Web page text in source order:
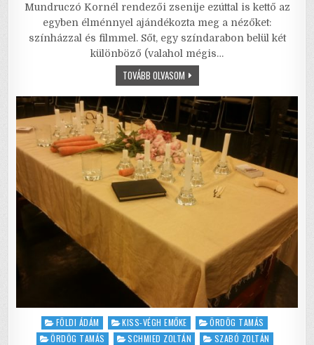
c
e
b
o
k
it
te
r
ai
l
ai
l
at
s
A
p
ar
e
Mundruczó Kornél rendezői zsenije ezúttal is kettő az
egyben élménnyel ajándékozta meg a nézőket:
színházzal és filmmel. Sőt, egy színdarabon belül két
különböző (valahol mégis…
TOVÁBB OLVASOMLÁTSZATÉLET
–
FOKOS
TÁRSADALOM-
ÁTVILÁGÍTÁS
Posted
in
FÖLDI ÁDÁM KISS-VÉGH EMŐKE
ÖRDÖG TAMÁS
ÖRDÖG TAMÁS
SCHMIED ZOLTÁN
SZABÓ ZOLTÁN